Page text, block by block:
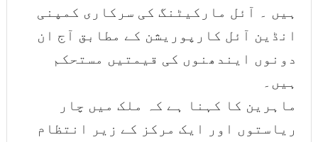
ہیں ۔ آئل مارکیٹنگ کی سرکاری کمپنی
انڈین آئل کارپوریشن کے مطابق آج ان
دونوں ایندھنوں کی قیمتیں مستحکم
ہیں۔
ماہرین کا کہنا ہے کہ ملک میں چار
ریاستوں اور ایک مرکز کے زیر انتظام